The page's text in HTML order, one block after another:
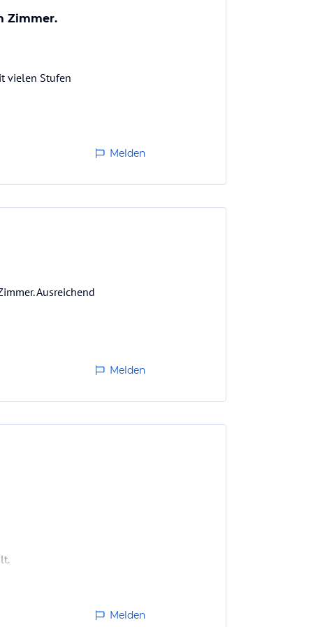
Zimmer.
vielen Stufen
Melden
Ausreichend
Melden
schon angetrocknet.
Melden